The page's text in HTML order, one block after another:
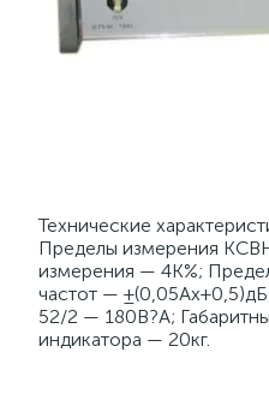
Технические
Пределы измерения
измерения — 4К%;
частот —
52/2 — 180В?А;
индикатора — 20кг.